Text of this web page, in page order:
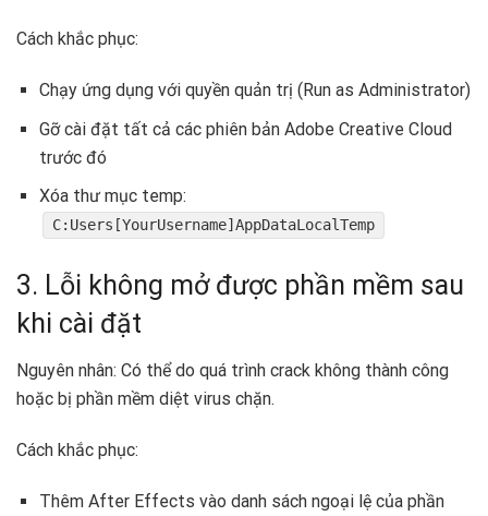
Cách khắc phục:
Chạy ứng dụng với quyền quản trị (Run as Administrator)
Gỡ cài đặt tất cả các phiên bản Adobe Creative Cloud
trước đó
Xóa thư mục temp:
C:Users[YourUsername]AppDataLocalTemp
3. Lỗi không mở được phần mềm sau
khi cài đặt
Nguyên nhân: Có thể do quá trình crack không thành công
hoặc bị phần mềm diệt virus chặn.
Cách khắc phục:
Thêm After Effects vào danh sách ngoại lệ của phần